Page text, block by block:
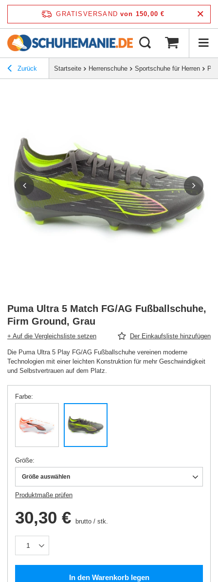
GRATISVERSAND von 150,00 €
Zurück Startseite Herrenschuhe Sportschuhe für Herren
Puma Ultra 5 Match FG/AG Fußballschuhe,
Firm Ground, Grau
+ Auf die Vergleichsliste setzen Der Einkaufsliste hinzufügen
Die Puma Ultra 5 Play FG/AG Fußballschuhe vereinen moderne
Technologien mit einer leichten Konstruktion für mehr Geschwindigkeit
und Selbstvertrauen auf dem Platz.
Farbe
Größe
Größe auswählen
Produktmaße prüfen
30,30 € brutto / stk.
In den Warenkorb legen